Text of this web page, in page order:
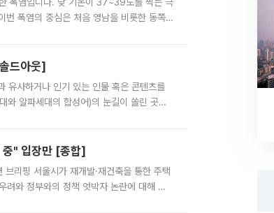
폭염의 중심은 처음 영남을 비롯한 동쪽
드아웃]
유사하거나 인기 있는 인물 혹은 콘텐츠를
알파세대의 합성어)의 눈길이 쏠린 곳은
중" 입장만 [종합]
리핑 서울시가 재개발·재건축을 통한 주택
려와 정부와의 정책 엇박자 논란에 대해 정